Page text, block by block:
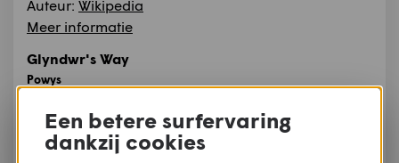
Auteur: Wikipedia
Meer informatie
Glyndwr's Way
Powys
naar de Walesmen:
Owain Glyndwr, zijnde
Een betere surfervaring
dankzij cookies